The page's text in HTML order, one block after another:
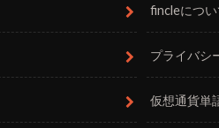
fincleについ
プライバシ
仮想通貨単